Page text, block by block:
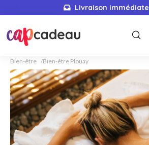
Livraison immédiate
Bien-être Bien-être Plouay